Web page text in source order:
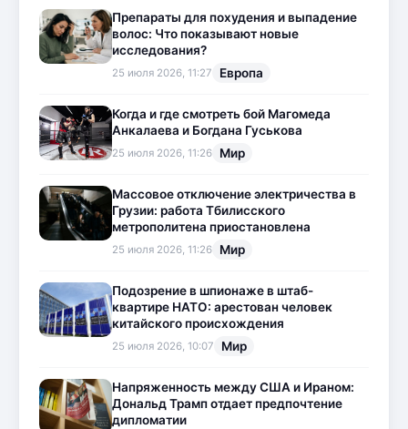
Препараты для похудения и выпадение
волос: Что показывают новые
исследования?
25 июля 2026, 11:27 Европа
Когда и где смотреть бой Магомеда
Анкалаева и Богдана Гуськова
25 июля 2026, 11:26 Мир
Массовое отключение электричества в
Грузии: работа Тбилисского
метрополитена приостановлена
25 июля 2026, 11:26 Мир
Подозрение в шпионаже в штаб-
квартире НАТО: арестован человек
китайского происхождения
25 июля 2026, 10:07 Мир
Напряженность между США и Ираном:
Дональд Трамп отдает предпочтение
дипломатии